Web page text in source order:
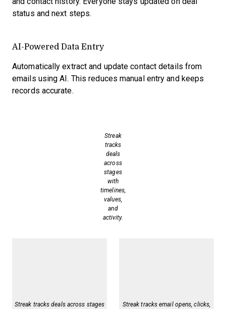
status and next steps.
AI-Powered Data Entry
Automatically extract and update contact details from
emails using AI. This reduces manual entry and keeps
records accurate.
Streak
tracks
deals
across
stages
with
timelines,
values,
and
activity.
Streak tracks deals across stages
Streak tracks email opens, clicks,